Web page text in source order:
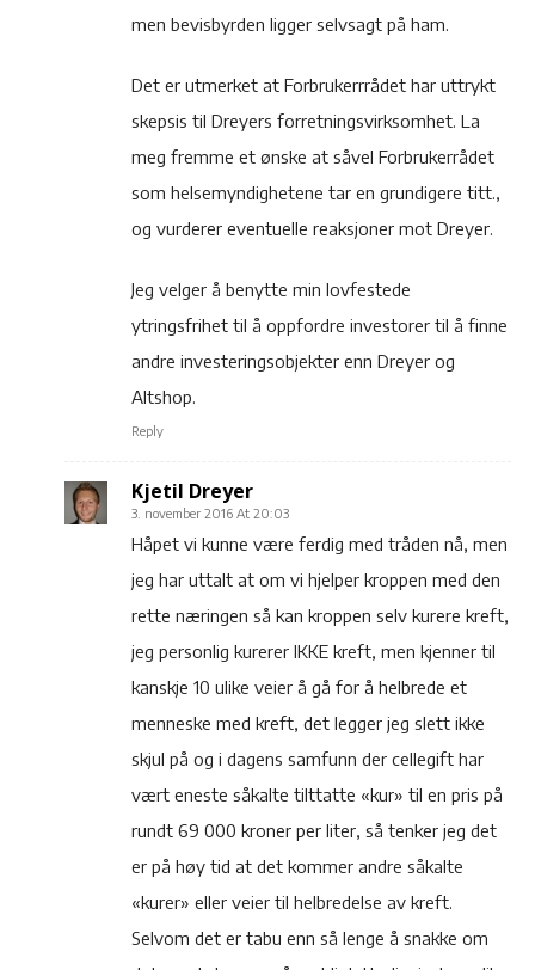
men bevisbyrden ligger selvsagt på ham.
Det er utmerket at Forbrukerrrådet har uttrykt
skepsis til Dreyers forretningsvirksomhet. La
meg fremme et ønske at såvel Forbrukerrådet
som helsemyndighetene tar en grundigere titt.,
og vurderer eventuelle reaksjoner mot Dreyer.
Jeg velger å benytte min lovfestede
ytringsfrihet til å oppfordre investorer til å finne
andre investeringsobjekter enn Dreyer og
Altshop.
Reply
Kjetil Dreyer
3. november 2016 At 20:03
Håpet vi kunne være ferdig med tråden nå, men
jeg har uttalt at om vi hjelper kroppen med den
rette næringen så kan kroppen selv kurere kreft,
jeg personlig kurerer IKKE kreft, men kjenner til
kanskje 10 ulike veier å gå for å helbrede et
menneske med kreft, det legger jeg slett ikke
skjul på og i dagens samfunn der cellegift har
vært eneste såkalte tilttatte «kur» til en pris på
rundt 69 000 kroner per liter, så tenker jeg det
er på høy tid at det kommer andre såkalte
«kurer» eller veier til helbredelse av kreft.
Selvom det er tabu enn så lenge å snakke om